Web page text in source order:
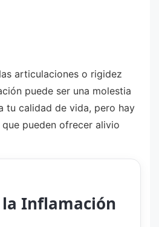
articulaciones o rigidez
puede ser una molestia
tu calidad de vida, pero hay
pueden ofrecer alivio
la Inflamación